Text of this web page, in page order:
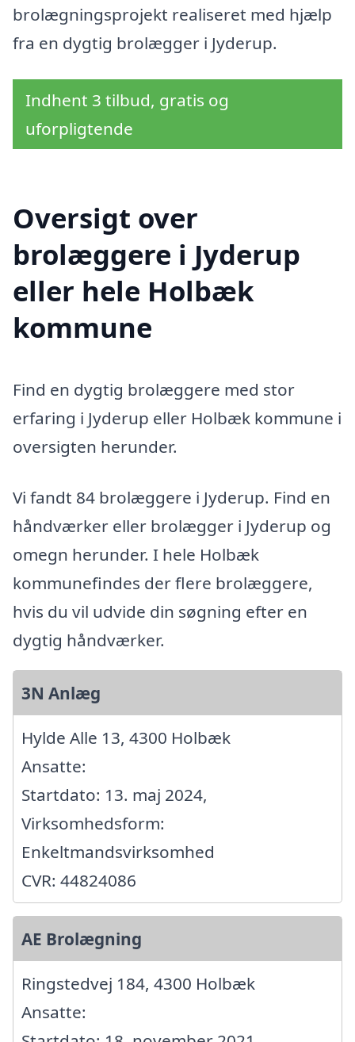
brolægningsprojekt realiseret med hjælp
fra en dygtig brolægger i Jyderup.
Indhent 3 tilbud, gratis og
uforpligtende
Oversigt over
brolæggere i Jyderup
eller hele Holbæk
kommune
Find en dygtig brolæggere med stor
erfaring i Jyderup eller Holbæk kommune i
oversigten herunder.
Vi fandt 84 brolæggere i Jyderup. Find en
håndværker eller brolægger i Jyderup og
omegn herunder. I hele Holbæk
kommunefindes der flere brolæggere,
hvis du vil udvide din søgning efter en
dygtig håndværker.
3N Anlæg
Hylde Alle 13, 4300 Holbæk
Ansatte:
Startdato: 13. maj 2024,
Virksomhedsform:
Enkeltmandsvirksomhed
CVR: 44824086
AE Brolægning
Ringstedvej 184, 4300 Holbæk
Ansatte: